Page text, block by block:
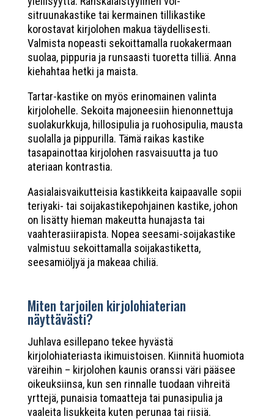
sitruunakastike tai kermainen tillikastike
korostavat kirjolohen makua täydellisesti.
Valmista nopeasti sekoittamalla ruokakermaan
suolaa, pippuria ja runsaasti tuoretta tilliä. Anna
kiehahtaa hetki ja maista.
Tartar-kastike on myös erinomainen valinta
kirjolohelle. Sekoita majoneesiin hienonnettuja
suolakurkkuja, hillosipulia ja ruohosipulia, mausta
suolalla ja pippurilla. Tämä raikas kastike
tasapainottaa kirjolohen rasvaisuutta ja tuo
ateriaan kontrastia.
Aasialaisvaikutteisia kastikkeita kaipaavalle sopii
teriyaki- tai soijakastikepohjainen kastike, johon
on lisätty hieman makeutta hunajasta tai
vaahterasiirapista. Nopea seesami-soijakastike
valmistuu sekoittamalla soijakastiketta,
seesamiöljyä ja makeaa chiliä.
Miten tarjoilen kirjolohiaterian
näyttävästi?
Juhlava esillepano tekee hyvästä
kirjolohiateriasta ikimuistoisen. Kiinnitä huomiota
väreihin – kirjolohen kaunis oranssi väri pääsee
oikeuksiinsa, kun sen rinnalle tuodaan vihreitä
yrttejä, punaisia tomaatteja tai punasipulia ja
vaaleita lisukkeita kuten perunaa tai riisiä.